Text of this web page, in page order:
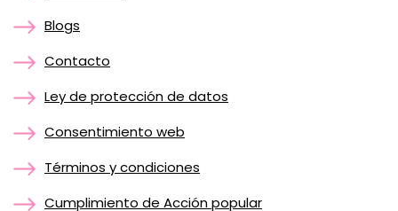
Blogs
Contacto
Ley de protección de datos
Consentimiento web
Términos y condiciones
Cumplimiento de Acción popular